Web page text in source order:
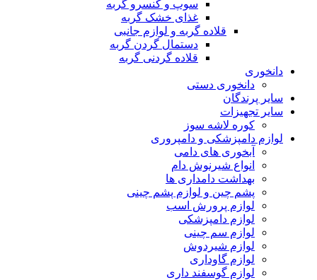
سوپ و کنسرو گربه
غذای خشک گربه
قلاده گربه و لوازم جانبی
دستمال گردن گربه
قلاده گردنی گربه
دانخوری
دانخوری دستی
سایر پرندگان
سایر تجهیزات
کوره لاشه سوز
لوازم دامپزشکی و دامپروری
آبخوری های دامی
انواع شیرنوش دام
بهداشت دامداری ها
پشم چین و لوازم پشم چینی
لوازم پرورش اسب
لوازم دامپزشکی
لوازم سم چینی
لوازم شیردوش
لوازم گاوداری
لوازم گوسفند داری